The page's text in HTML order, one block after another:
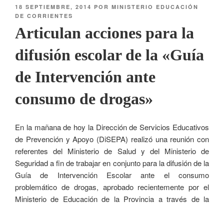
18 SEPTIEMBRE, 2014 POR MINISTERIO EDUCACIÓN
DE CORRIENTES
Articulan acciones para la
difusión escolar de la «Guía
de Intervención ante
consumo de drogas»
En la mañana de hoy la Dirección de Servicios Educativos
de Prevención y Apoyo (DiSEPA) realizó una reunión con
referentes del Ministerio de Salud y del Ministerio de
Seguridad a fin de trabajar en conjunto para la difusión de la
Guía de Intervención Escolar ante el consumo
problemático de drogas, aprobado recientemente por el
Ministerio de Educación de la Provincia a través de la